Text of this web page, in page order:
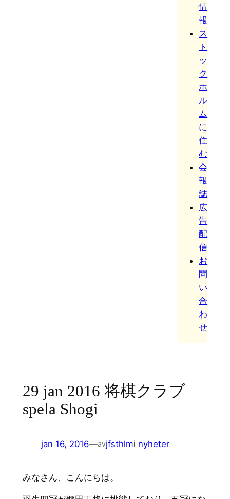
情
報
ス
ト
ッ
ク
ホ
ル
ム
に
住
む
会
報
誌
広
告
配
信
お
問
い
合
わ
せ
29 jan 2016 将棋クラブ
spela Shogi
jan 16, 2016—avjfsthlmi nyheter
みなさん、こんにちは。